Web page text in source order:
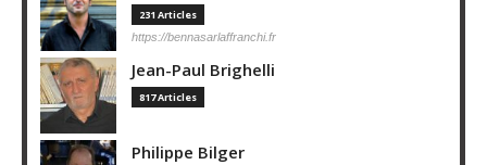
231 Articles
https://bennasarlaffranchi.fr
Jean-Paul Brighelli
817 Articles
Philippe Bilger